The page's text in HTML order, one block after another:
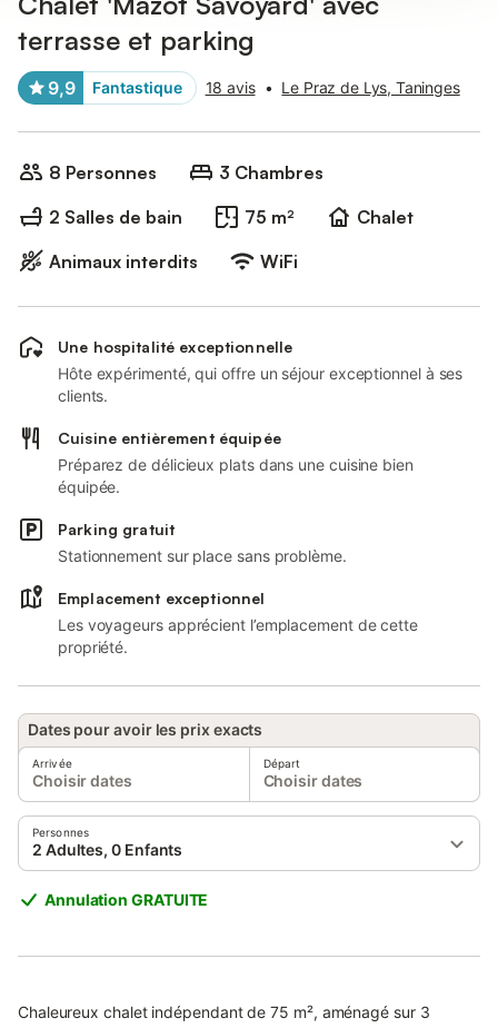
terrasse et parking
9,9 Fantastique 18 avis • Le Praz de Lys, Taninges
8 Personnes
3 Chambres
2 Salles de bain
75 m²
Chalet
Animaux interdits
WiFi
Une hospitalité exceptionnelle
Hôte expérimenté, qui offre un séjour exceptionnel à ses
clients.
Cuisine entièrement équipée
Préparez de délicieux plats dans une cuisine bien
équipée.
Parking gratuit
Stationnement sur place sans problème.
Emplacement exceptionnel
Les voyageurs apprécient l’emplacement de cette
propriété.
Dates pour avoir les prix exacts
Arrivée
Choisir dates
Départ
Choisir dates
Personnes
2 Adultes, 0 Enfants
Annulation GRATUITE
Chaleureux chalet indépendant de 75 m², aménagé sur 3